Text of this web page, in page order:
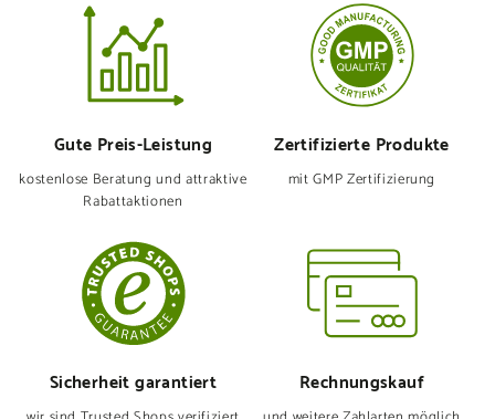
Gute Preis-Leistung
kostenlose Beratung und attraktive
Rabattaktionen
Zertifizierte Produkte
mit GMP Zertifizierung
Sicherheit garantiert Rechnungskauf